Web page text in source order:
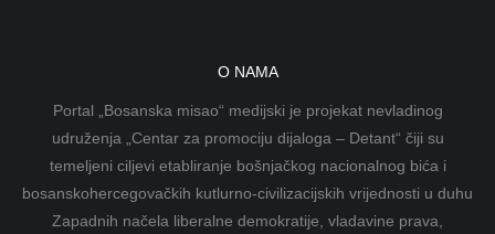
O NAMA
Portal „Bosanska misao“ medijski je projekat nevladinog
udruženja „Centar za promociju dijaloga – Detant“ čiji su
temeljeni ciljevi etabliranje bošnjačkog nacionalnog bića i
bosanskohercegovačkih kutlurno-civilizacijskih vrijednosti u duhu
Zapadnih načela liberalne demokratije, vladavine prava,